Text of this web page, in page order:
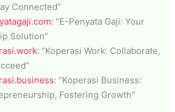
Connected”
: “E-Penyata Gaji: Your
Solution”
: “Koperasi Work: Collaborate,
: “Koperasi Business:
Fostering Growth”